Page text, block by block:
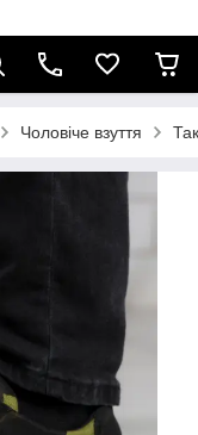
Чоловіче взуття